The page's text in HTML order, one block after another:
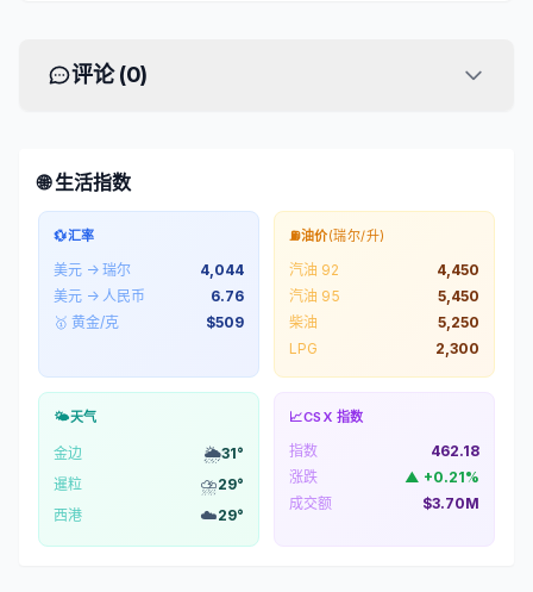
评论 (0)
🌐 生活指数
💱汇率
美元 → 瑞尔
4,044
美元 → 人民币
6.76
🥇 黄金/克
$509
⛽油价(瑞尔/升)
汽油 92
4,450
汽油 95
5,450
柴油
5,250
LPG
2,300
🌤️天气
金边 🌦️31°
暹粒
⛈️29°
西港
☁️29°
📈CSX 指数
指数
462.18
涨跌
▲ +0.21%
成交额
$3.70M